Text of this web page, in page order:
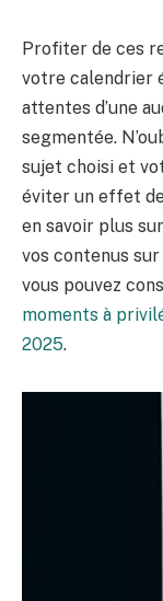
Profiter de ces
votre calendrier
attentes d’une
segmentée.
sujet choisi et
éviter un effet
en savoir plus
vos contenus
vous pouvez
moments à
2025.